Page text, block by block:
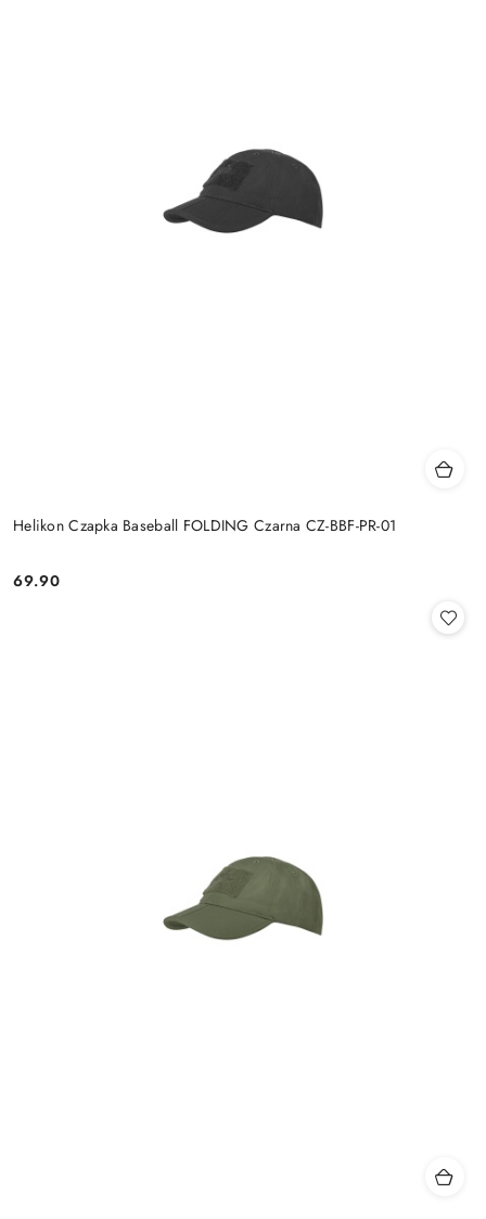
Helikon Czapka Baseball FOLDING Czarna CZ-BBF-PR-01
Cena:
69.90